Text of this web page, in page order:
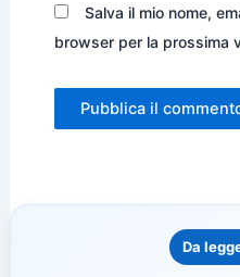
Salva il mio nome,
browser per la prossima
Da